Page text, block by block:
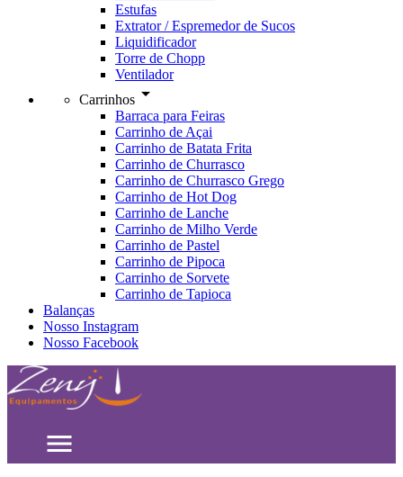
Estufas
Extrator / Espremedor de Sucos
Liquidificador
Torre de Chopp
Ventilador
Carrinhos arrow_drop_down
Barraca para Feiras
Carrinho de Açai
Carrinho de Batata Frita
Carrinho de Churrasco
Carrinho de Churrasco Grego
Carrinho de Hot Dog
Carrinho de Lanche
Carrinho de Milho Verde
Carrinho de Pastel
Carrinho de Pipoca
Carrinho de Sorvete
Carrinho de Tapioca
Balanças
Nosso Instagram
Nosso Facebook
menu